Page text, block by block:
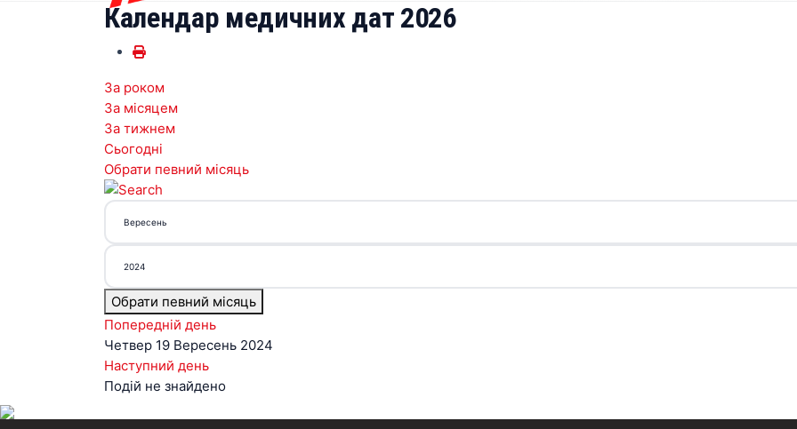
Календар медичних дат 2026
За роком
За місяцем
За тижнем
Сьогодні
Обрати певний місяць
Обрати певний місяць
Попередній день
Четвер 19 Вересень 2024
Наступний день
Подій не знайдено